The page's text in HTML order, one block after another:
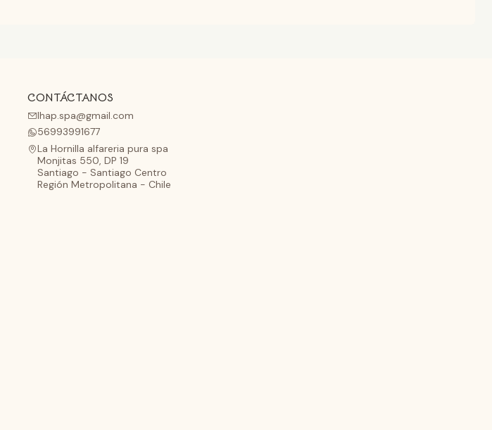
CONTÁCTANOS
lhap.spa@gmail.com
56993991677
La Hornilla alfareria pura spa
Monjitas 550, DP 19
Santiago - Santiago Centro
Región Metropolitana - Chile